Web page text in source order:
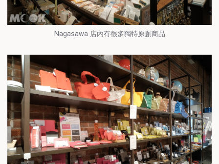
Nagasawa 店內有很多獨特原創商品